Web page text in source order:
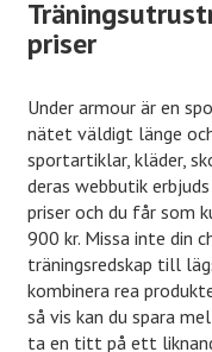
priser
Under armour är en
nätet väldigt länge
sportartiklar, kläder,
deras webbutik
priser och du får som
900 kr. Missa inte din
träningsredskap till
kombinera rea
så vis kan du spara
ta en titt på ett